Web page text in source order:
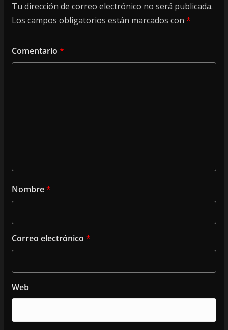
Tu dirección de correo electrónico no será publicada.
Los campos obligatorios están marcados con *
Comentario *
Nombre*
Correo electrónico *
Web